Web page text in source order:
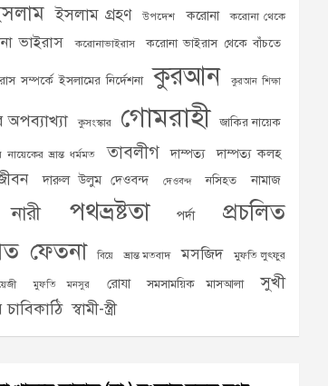
ইসলাম গ্রহণ উপদেশ করোনা করোনা থেকে
ভাইরাস করোনাভাইরাস করোনা ভাইরাস থেকে বাঁচতে
সম্পর্কে ইসলামের নির্দেশনা কুরআন কুরআন শিক্ষা
কুসংস্কার গোমরাহী জাকির নায়েক
নায়েকের ভ্রান্ত ধর্মমত তাবলীগ দাম্পত্য দাম্পত্য কলহ
দারুল উলুম দেওবন্দ দেওবন্দ নসিহত নামাজ
নারী পথভ্রষ্টতা পর্দা
প্রচলিত
ফেতনা বিয়ে ভ্রান্ত মতবাদ মসজিদ মুফতি লুৎফুর
মুফতি মনসুর রোযা সমসাময়িক মাসআলা
সুখী
চাবিকাঠি স্বামী-স্ত্রী